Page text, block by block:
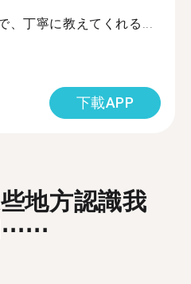
、丁寧に教えてくれる...
下載APP
地方認識我
⋯⋯